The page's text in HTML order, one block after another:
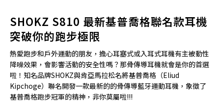
SHOKZ S810 最新基普喬格聯名款耳機
突破你的跑步極限
熱愛跑步和戶外運動的朋友，擔心耳塞式或入耳式耳機有主被動性
降噪效果，會影響活動的安全性嗎？那骨傳導耳機就會是你的首選
啦！知名品牌SHOKZ與肯亞馬拉松名將基普喬格（Eliud
Kipchoge）聯名開發一款最新的的骨傳導藍牙運動耳機，象徵了
基普喬格跑步冠軍的精神，非你莫屬啦!!!